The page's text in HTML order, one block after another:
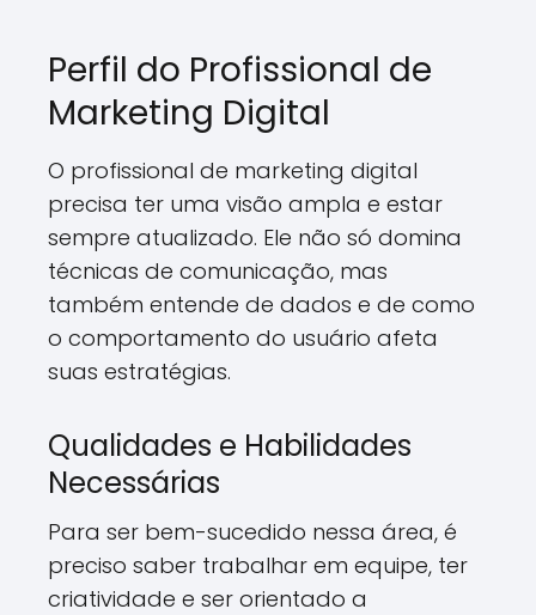
Perfil do Profissional de
Marketing Digital
O profissional de marketing digital
precisa ter uma visão ampla e estar
sempre atualizado. Ele não só domina
técnicas de comunicação, mas
também entende de dados e de como
o comportamento do usuário afeta
suas estratégias.
Qualidades e Habilidades
Necessárias
Para ser bem-sucedido nessa área, é
preciso saber trabalhar em equipe, ter
criatividade e ser orientado a